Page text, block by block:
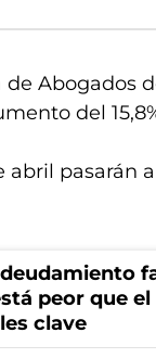
de Abogados
del
pasarán
peor que
clave